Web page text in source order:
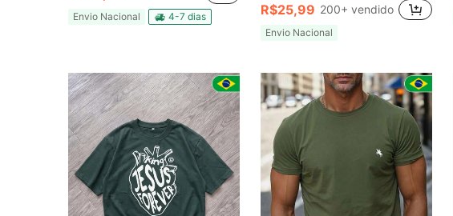
Envio Nacional 4-7 dias R$25,99 200+ vendido
Envio Nacional